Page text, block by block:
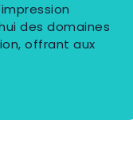
des domaines
offrant aux